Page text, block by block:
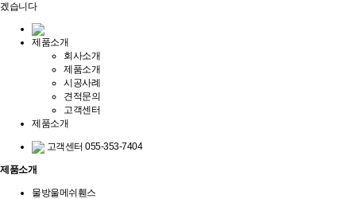
겠습니다
제품소개
회사소개
제품소개
시공사례
견적문의
고객센터
제품소개
고객센터 055-353-7404
제품소개
물방울메쉬휀스